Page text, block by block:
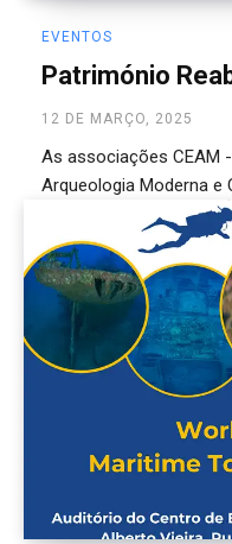
EVENTOS
Património
12 DE MARÇO, 2025
As associações CEAM
Arqueologia Moderna e